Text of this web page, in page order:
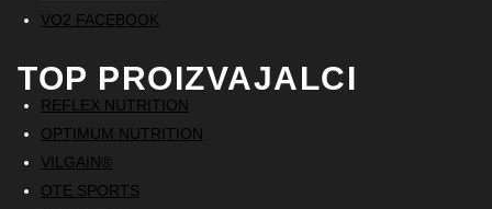
VO2 FACEBOOK
TOP PROIZVAJALCI
REFLEX NUTRITION
OPTIMUM NUTRITION
VILGAIN®
OTE SPORTS